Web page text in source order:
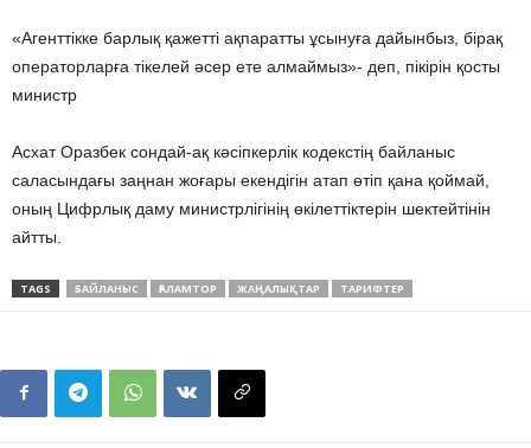
«Агенттікке барлық қажетті ақпаратты ұсынуға дайынбыз, бірақ
операторларға тікелей әсер ете алмаймыз»- деп, пікірін қосты
министр
Асхат Оразбек сондай-ақ кәсіпкерлік кодекстің байланыс
саласындағы заңнан жоғары екендігін атап өтіп қана қоймай,
оның Цифрлық даму министрлігінің өкілеттіктерін шектейтінін
айтты.
TAGS БАЙЛАНЫС ҒАЛАМТОР ЖАҢАЛЫҚТАР ТАРИФТЕР